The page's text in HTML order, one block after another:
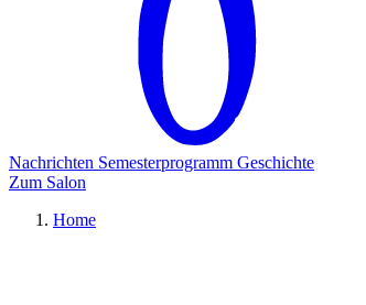
Nachrichten Semesterprogramm Geschichte
Zum Salon
Home